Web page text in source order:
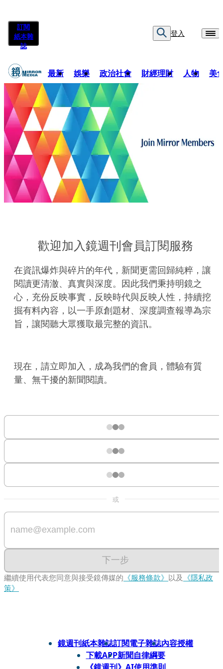
訂閱
紙本雜
誌
登入
最新 娛樂 政治社會 財經理財 人物 美
歡迎加入鏡週刊會員訂閱服務
在資訊爆炸與碎片的年代，新聞更需回歸純粹，讓
閱讀更清澈、真實與深度。因此我們秉持明鏡之
心，充份反映事實，反映時代與反映人性，持續挖
掘有料內容，以一手原創題材、深度調查報導為宗
旨，讓閱聽大眾獲取最完整的資訊。
現在，請立即加入，成為我們的會員，體驗有質
量、無干擾的新聞閱讀。
或
下一步
繼續使用代表您同意與接受鏡傳媒的 《服務條款》 以及 《隱私政
策》
鏡週刊紙本雜誌訂閱電子雜誌內容授權
下載APP新聞自律綱要